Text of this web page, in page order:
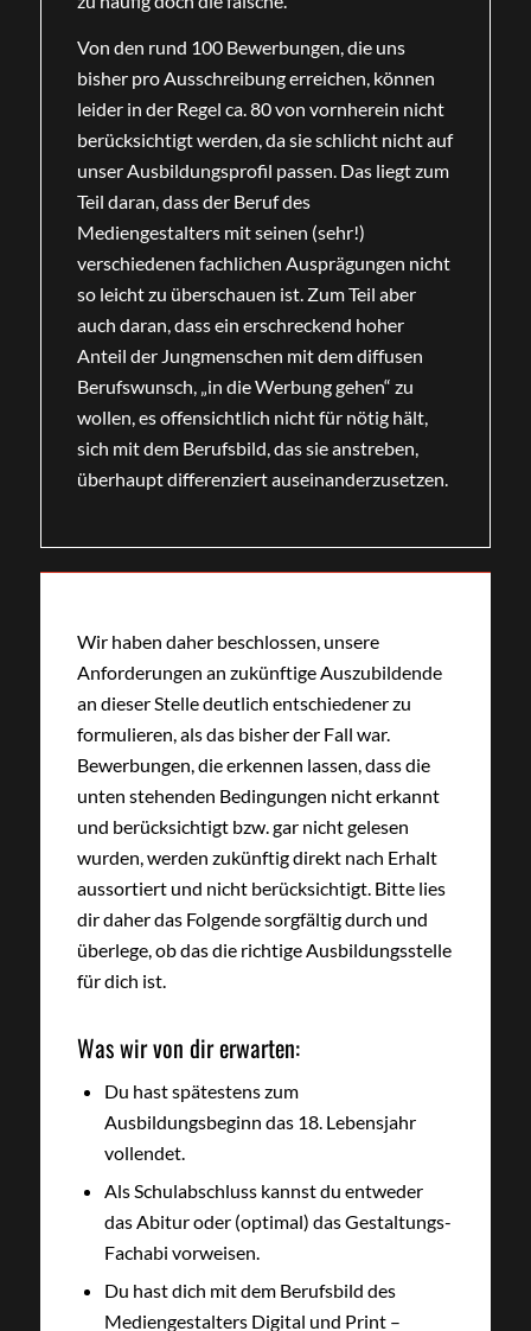
Von den rund 100 Bewerbungen, die uns
bisher pro Ausschreibung erreichen, können
leider in der Regel ca. 80 von vornherein nicht
berücksichtigt werden, da sie schlicht nicht auf
unser Ausbildungsprofil passen. Das liegt zum
Teil daran, dass der Beruf des
Mediengestalters mit seinen (sehr!)
verschiedenen fachlichen Ausprägungen nicht
so leicht zu überschauen ist. Zum Teil aber
auch daran, dass ein erschreckend hoher
Anteil der Jungmenschen mit dem diffusen
Berufswunsch, „in die Werbung gehen“ zu
wollen, es offensichtlich nicht für nötig hält,
sich mit dem Berufsbild, das sie anstreben,
überhaupt differenziert auseinanderzusetzen.
Wir haben daher beschlossen, unsere
Anforderungen an zukünftige Auszubildende
an dieser Stelle deutlich entschiedener zu
formulieren, als das bisher der Fall war.
Bewerbungen, die erkennen lassen, dass die
unten stehenden Bedingungen nicht erkannt
und berücksichtigt bzw. gar nicht gelesen
wurden, werden zukünftig direkt nach Erhalt
aussortiert und nicht berücksichtigt. Bitte lies
dir daher das Folgende sorgfältig durch und
überlege, ob das die richtige Ausbildungsstelle
für dich ist.
Was wir von dir erwarten:
Du hast spätestens zum
Ausbildungsbeginn das 18. Lebensjahr
vollendet.
Als Schulabschluss kannst du entweder
das Abitur oder (optimal) das Gestaltungs-
Fachabi vorweisen.
Du hast dich mit dem Berufsbild des
Mediengestalters Digital und Print –